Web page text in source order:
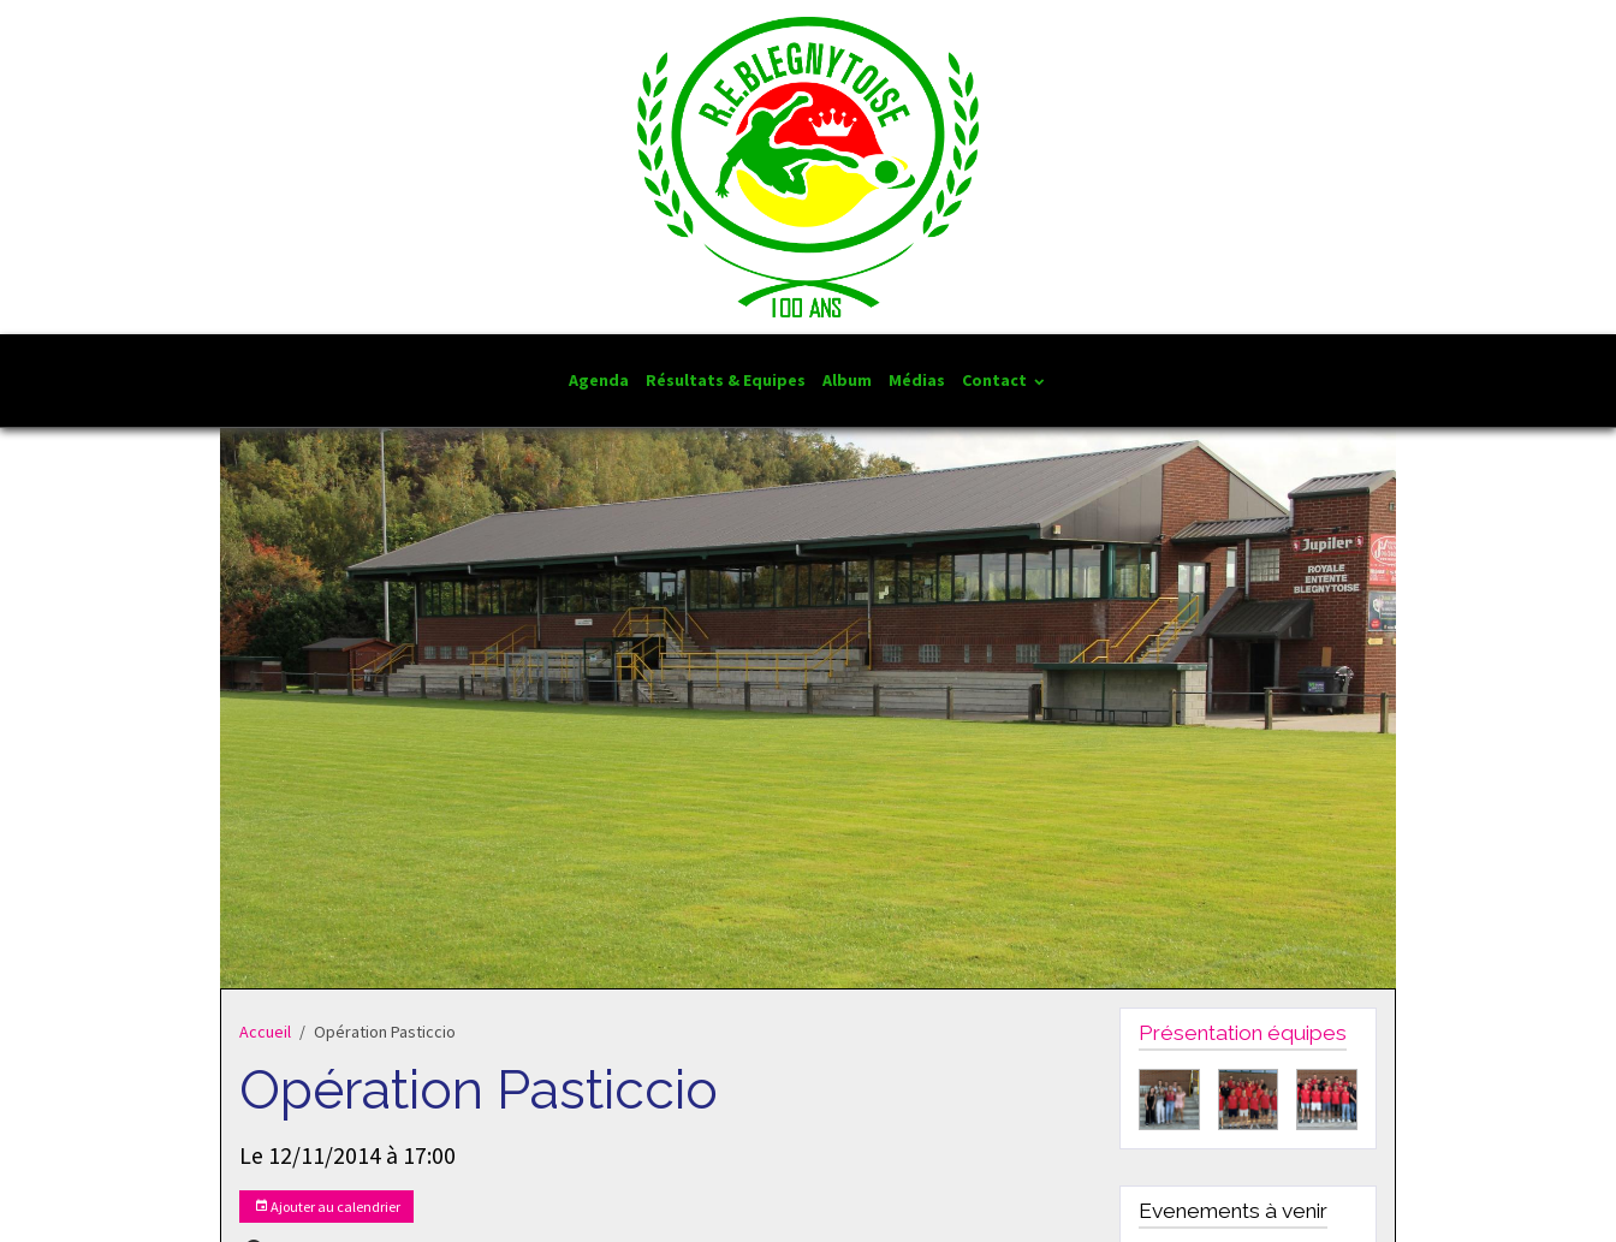
Agenda Résultats & Equipes Album Médias Contact
Accueil Opération Pasticcio
Opération Pasticcio
Le 12/11/2014 à 17:00
Ajouter au calendrier
Présentation équipes
Evenements à venir